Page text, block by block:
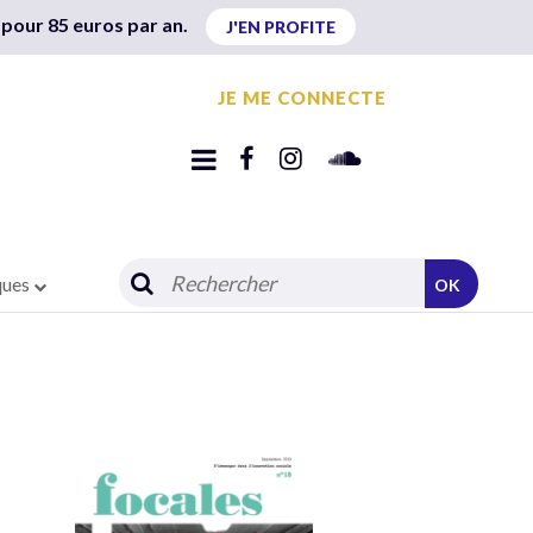
85 euros par an. J'EN PROFITE
JE ME CONNECTE
OK